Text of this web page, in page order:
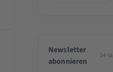
Newsletter
abonnieren
14-